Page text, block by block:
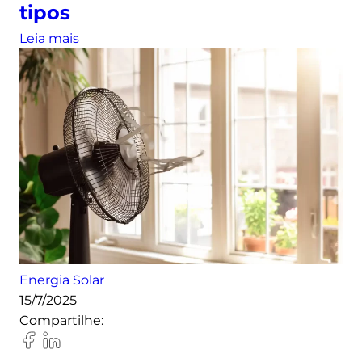
tipos
Leia mais:
G
e
r
a
ç
ã
o
d
r
b
Energia Solar
15/7/2025
Compartilhe: